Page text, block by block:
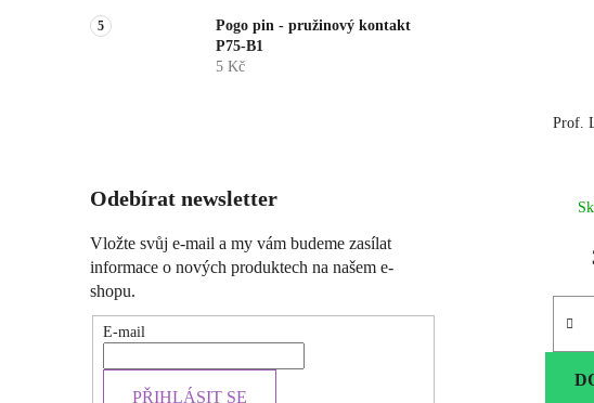
Pogo pin - pružinový kontakt
P75-B1
5 Kč
Odebírat newsletter
Vložte svůj e-mail a my vám budeme zasílat
informace o nových produktech na našem e-
shopu.
E-mail
PŘIHLÁSIT SE
Prof.